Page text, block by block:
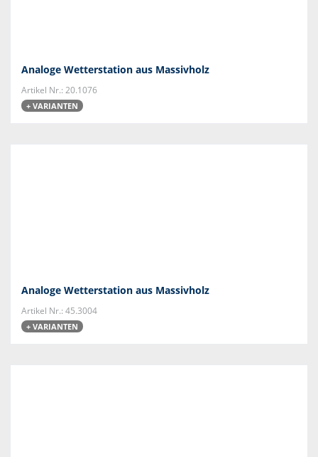
Analoge Wetterstation aus Massivholz
Artikel Nr.: 20.1076
+ VARIANTEN
Analoge Wetterstation aus Massivholz
Artikel Nr.: 45.3004
+ VARIANTEN